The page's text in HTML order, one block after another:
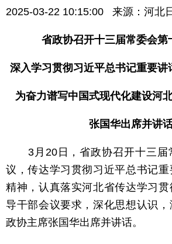
2025-03-22 10:15:00 来源：河北
省政协召开十三届常委会第
深入学习贯彻习近平总书记重要讲
为奋力谱写中国式现代化建设河
张国华出席并讲
3月20日，省政协召开十三届
议，传达学习贯彻习近平总书记
精神，认真落实河北省传达学习
导干部会议要求，深化思想认识
政协主席张国华出席并讲话。